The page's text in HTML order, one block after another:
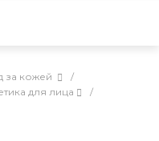
за кожей
/
для лица
/